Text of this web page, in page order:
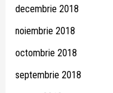
decembrie 2018
noiembrie 2018
octombrie 2018
septembrie 2018